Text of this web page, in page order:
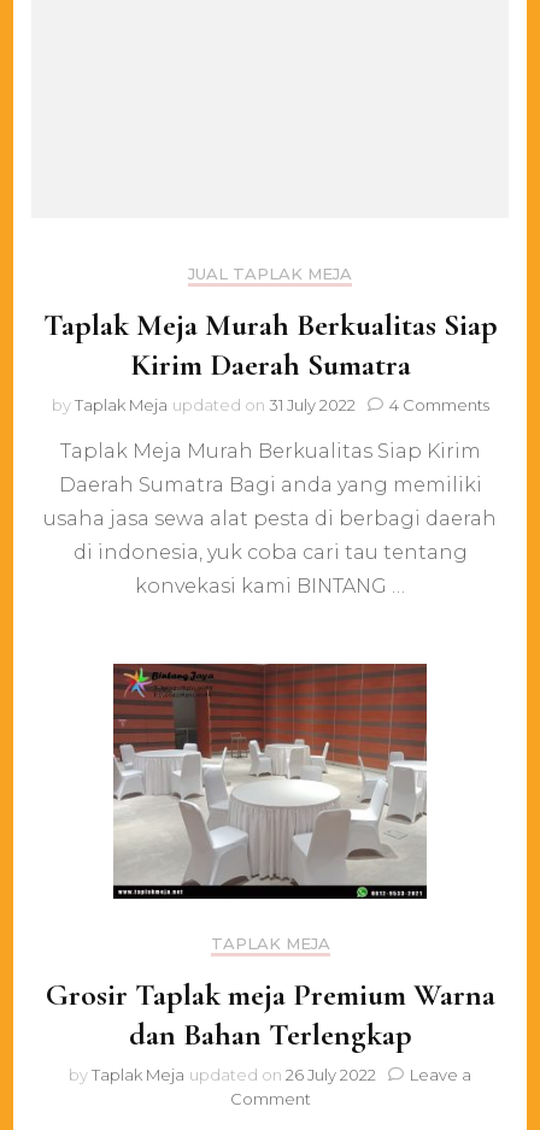
JUAL TAPLAK MEJA
Taplak Meja Murah Berkualitas Siap
Kirim Daerah Sumatra
byTaplak Meja updated on 31 July 2022 4 Commentson
Siap
Taplak Meja Murah Berkualitas Siap Kirim
Daerah Sumatra Bagi anda yang memiliki
usaha jasa sewa alat pesta di berbagi daerah
di indonesia, yuk coba cari tau tentang
konvekasi kami BINTANG …
TAPLAK MEJA
Grosir Taplak meja Premium Warna
dan Bahan Terlengkap
byTaplak Meja updated on 26 July 2022
Leave a
Commenton